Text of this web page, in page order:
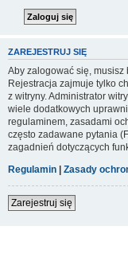
ZAREJESTRUJ SIĘ
Aby zalogować się, musisz
Rejestracja zajmuje tylko
z witryny. Administrator
wiele dodatkowych
regulaminem, zasadami
często zadawane pytania
zagadnień dotyczących
Regulamin | Zasady
Zarejestruj się